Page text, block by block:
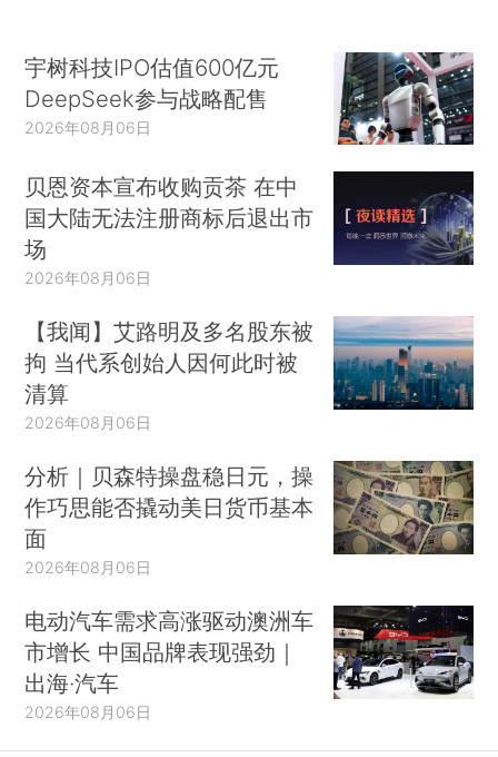
宇树科技IPO估值600亿元
DeepSeek参与战略配售
2026年08月06日
贝恩资本宣布收购贡茶 在中
国大陆无法注册商标后退出市
场
2026年08月06日
【我闻】艾路明及多名股东被
拘 当代系创始人因何此时被
清算
2026年08月06日
分析｜贝森特操盘稳日元，操
作巧思能否撬动美日货币基本
面
2026年08月06日
电动汽车需求高涨驱动澳洲车
市增长 中国品牌表现强劲｜
出海·汽车
2026年08月06日